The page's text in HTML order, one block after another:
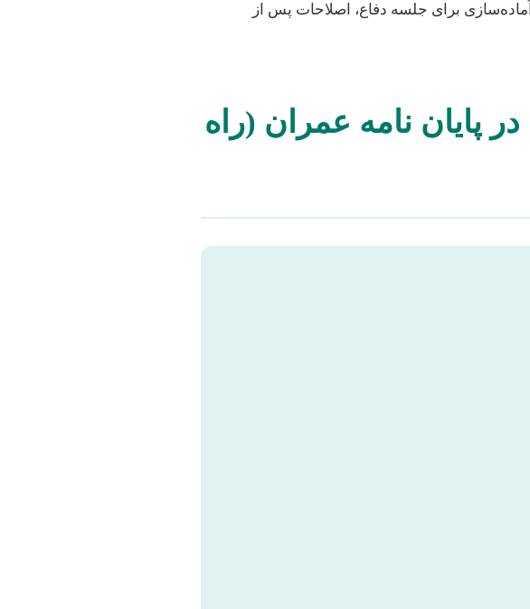
برای جلسه دفاع، اصلاحات پس از
پایان نامه عمران (راه